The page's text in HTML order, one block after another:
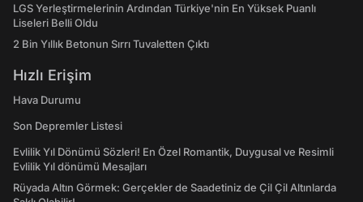
LGS Yerleştirmelerinin Ardından Türkiye'nin En Yüksek Puanlı
Liseleri Belli Oldu
2 Bin Yıllık Betonun Sırrı Tuvaletten Çıktı
Hızlı Erişim
Hava Durumu
Son Depremler Listesi
Evlilik Yıl Dönümü Sözleri! En Özel Romantik, Duygusal ve Resimli
Evlilik Yıl dönümü Mesajları
Rüyada Altın Görmek: Gerçekler de Saadetiniz de Çil Çil Altınlarda